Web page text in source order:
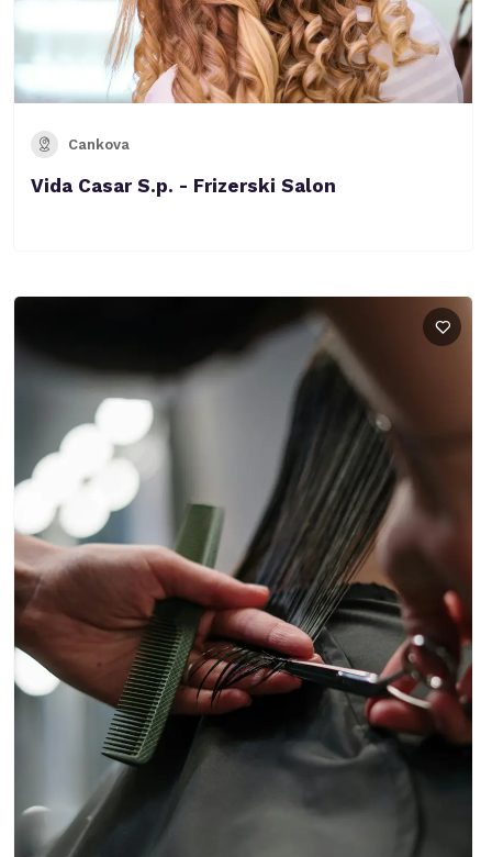
Cankova
Vida Casar S.p. - Frizerski Salon